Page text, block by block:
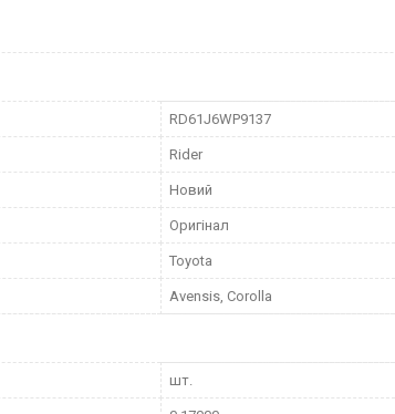
RD61J6WP9137
Rider
Новий
Оригінал
Toyota
Avensis, Corolla
шт.